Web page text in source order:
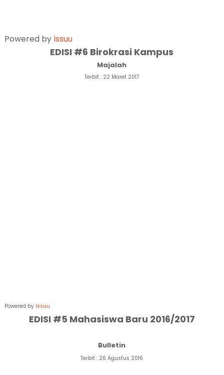
Powered by Issuu
EDISI #6 Birokrasi Kampus
Majalah
Terbit : 22 Maret 2017
Powered by Issuu
EDISI #5 Mahasiswa Baru 2016/2017
Bulletin
Terbit : 26 Agustus 2016